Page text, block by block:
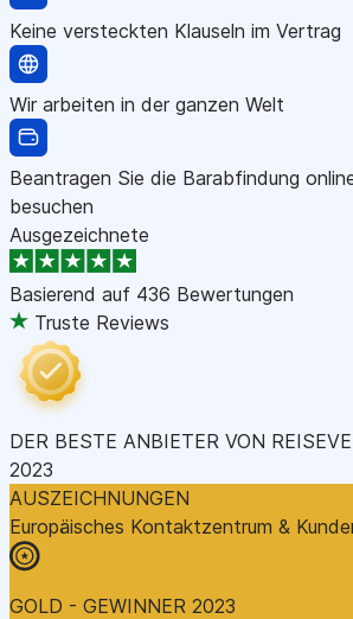
Keine versteckten Klauseln im Vertrag
Wir arbeiten in der ganzen Welt
Beantragen Sie die Barabfindung
besuchen
Ausgezeichnete
Basierend auf 436 Bewertungen
Truste Reviews
DER BESTE ANBIETER VON
2023
AUSZEICHNUNGEN
Europäisches Kontaktzentrum &
GOLD - GEWINNER 2023